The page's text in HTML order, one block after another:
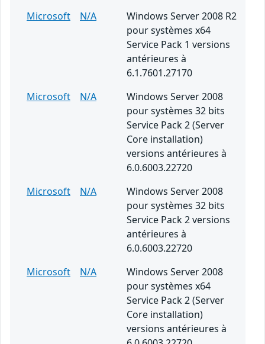
Microsoft
N/A
Windows Server 2008 R2
pour systèmes x64
Service Pack 1 versions
antérieures à
6.1.7601.27170
Microsoft
N/A
Windows Server 2008
pour systèmes 32 bits
Service Pack 2 (Server
Core installation)
versions antérieures à
6.0.6003.22720
Microsoft
N/A
Windows Server 2008
pour systèmes 32 bits
Service Pack 2 versions
antérieures à
6.0.6003.22720
Microsoft
N/A
Windows Server 2008
pour systèmes x64
Service Pack 2 (Server
Core installation)
versions antérieures à